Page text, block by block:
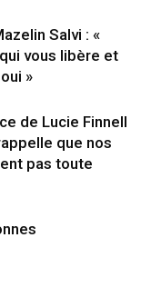
Salvi : «
vous libère et
»
de Lucie Finnell
que nos
pas toute